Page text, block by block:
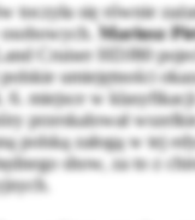
toczyła się równie
Mariusz
Cruiser HDJ80
umiejętności
6. miejsce w
przeskalował
polską załogą w tej
show, za to z